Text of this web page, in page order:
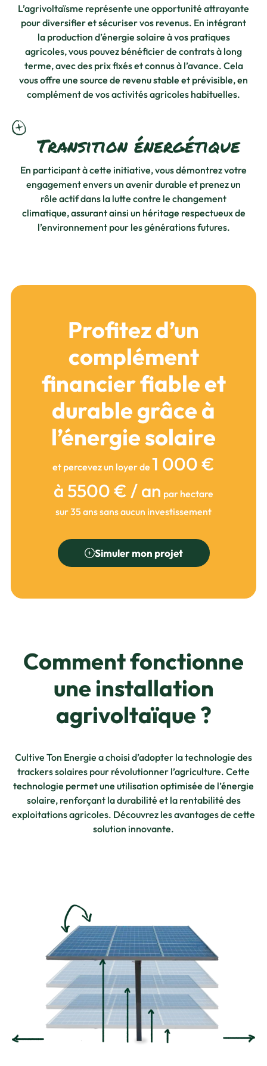
L’agrivoltaïsme représente une opportunité attrayante
pour diversifier et sécuriser vos revenus. En intégrant
la production d’énergie solaire à vos pratiques
agricoles, vous pouvez bénéficier de contrats à long
terme, avec des prix fixés et connus à l’avance. Cela
vous offre une source de revenu stable et prévisible, en
complément de vos activités agricoles habituelles.
Transition énergétique
En participant à cette initiative, vous démontrez votre
engagement envers un avenir durable et prenez un
rôle actif dans la lutte contre le changement
climatique, assurant ainsi un héritage respectueux de
l’environnement pour les générations futures.
Profitez d’un
complément
financier fiable et
durable grâce à
l’énergie solaire
et percevez un loyer de 1 000 €
à 5500 € / an par hectare
sur 35 ans sans aucun investissement
Simuler mon projet
Comment fonctionne
une installation
agrivoltaïque ?
Cultive Ton Energie a choisi d’adopter la technologie des
trackers solaires pour révolutionner l’agriculture. Cette
technologie permet une utilisation optimisée de l’énergie
solaire, renforçant la durabilité et la rentabilité des
exploitations agricoles. Découvrez les avantages de cette
solution innovante.